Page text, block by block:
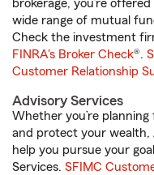
brokerage, you’re
wide range of mutual
Check the investment
FINRA's Broker Check®.
Customer Relationship
Advisory Services
Whether you’re
and protect your wealth,
help you pursue your
Services. SFIMC